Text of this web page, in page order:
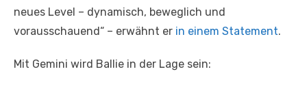
neues Level – dynamisch, beweglich und
vorausschauend“ – erwähnt er in einem Statement.
Mit Gemini wird Ballie in der Lage sein: